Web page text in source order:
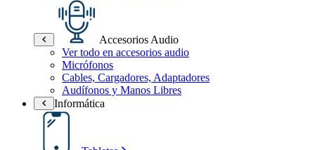
Accesorios Audio
Ver todo en accesorios audio
Micrófonos
Cables, Cargadores, Adaptadores
Audífonos y Manos Libres
Informática